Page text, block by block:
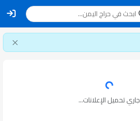
جاري تحميل الإعلانات...